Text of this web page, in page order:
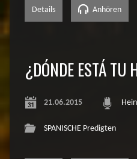
Details Anhören
¿DÓNDE ESTÁ TU
21.06.2015
SPANISCHE Predigten